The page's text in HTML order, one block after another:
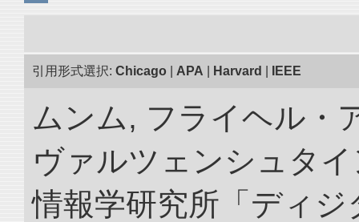
引用形式選択: Chicago APA Harvard IEEE
ムンム, フライヘル・
ヴァルツェンシュタイ
情報学研究所「ディ